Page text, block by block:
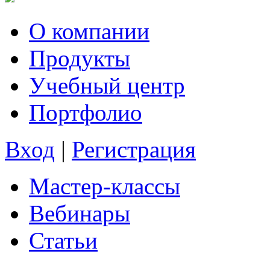
О компании
Продукты
Учебный центр
Портфолио
Вход | Регистрация
Мастер-классы
Вебинары
Статьи